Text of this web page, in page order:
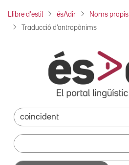
Llibre d'estil ésAdir Noms propis
Traducció d'antropònims